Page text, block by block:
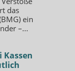
das
ein
–...